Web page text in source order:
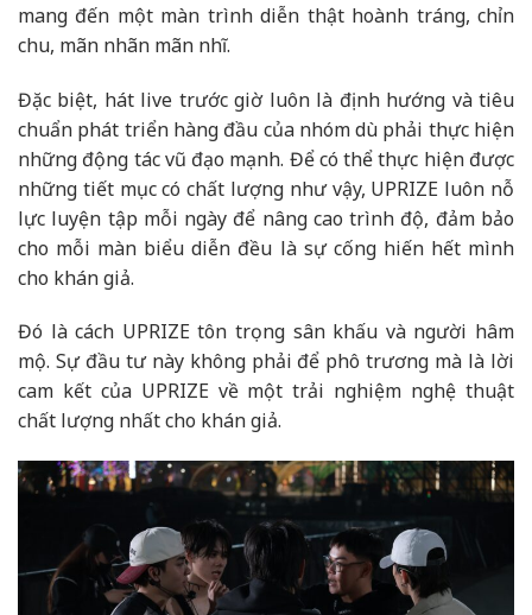
mang đến một màn trình diễn thật hoành tráng, chỉn
chu, mãn nhãn mãn nhĩ.
Đặc biệt, hát live trước giờ luôn là định hướng và tiêu
chuẩn phát triển hàng đầu của nhóm dù phải thực hiện
những động tác vũ đạo mạnh. Để có thể thực hiện được
những tiết mục có chất lượng như vậy, UPRIZE luôn nỗ
lực luyện tập mỗi ngày để nâng cao trình độ, đảm bảo
cho mỗi màn biểu diễn đều là sự cống hiến hết mình
cho khán giả.
Đó là cách UPRIZE tôn trọng sân khấu và người hâm
mộ. Sự đầu tư này không phải để phô trương mà là lời
cam kết của UPRIZE về một trải nghiệm nghệ thuật
chất lượng nhất cho khán giả.